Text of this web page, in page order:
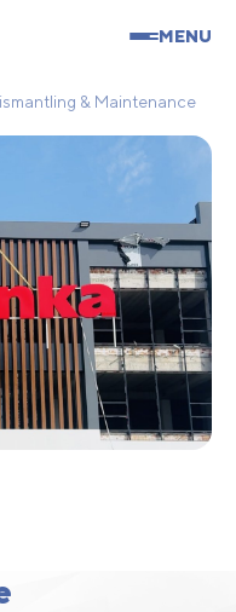
MENU
& Maintenance